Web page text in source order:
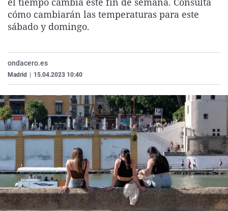
La rosa de los vientos
Caso
Extremadura
Virales
cómo cambiarán las temperaturas para este
sábado y domingo.
ondacero.es
Madrid 15.04.2023 10:40